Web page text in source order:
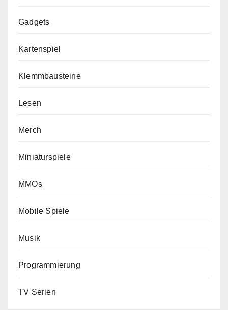
Gadgets
Kartenspiel
Klemmbausteine
Lesen
Merch
Miniaturspiele
MMOs
Mobile Spiele
Musik
Programmierung
TV Serien